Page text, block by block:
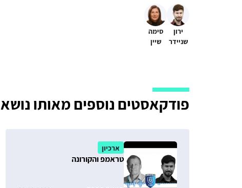
ירון
שניידר
סימה
שיין
פודקאסטים נוספים מאותו נושא
ארכיון
טראמפ והקורונה